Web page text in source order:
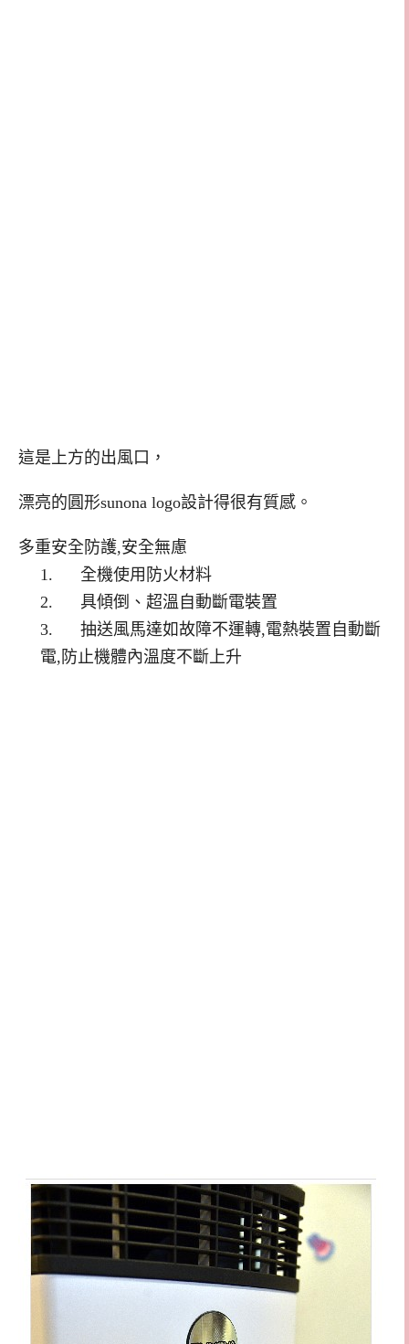
這是上方的出風口，
漂亮的圓形sunona logo設計得很有質感。
多重安全防護,安全無慮
1. 全機使用防火材料
2. 具傾倒、超溫自動斷電裝置
3. 抽送風馬達如故障不運轉,電熱裝置自動斷
電,防止機體內溫度不斷上升